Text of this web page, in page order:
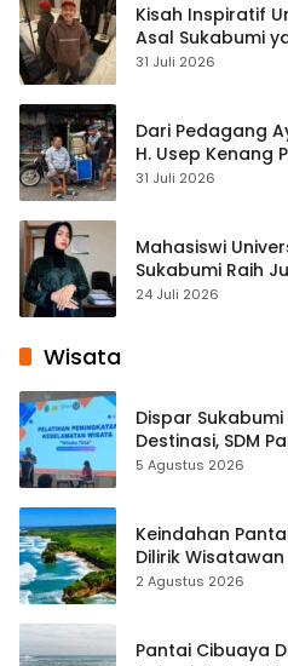
Kisah Inspiratif
Asal Sukabumi
Streaming
31 Juli 2026
Dari Pedagang
H. Usep Kenang
Cisaat
31 Juli 2026
Mahasiswi
Sukabumi Raih
Pembelajaran
24 Juli 2026
Wisata
Dispar
Destinasi, SDM
hingga Teknik
5 Agustus 2026
Keindahan
Dilirik
2 Agustus 2026
Pantai Cibuaya